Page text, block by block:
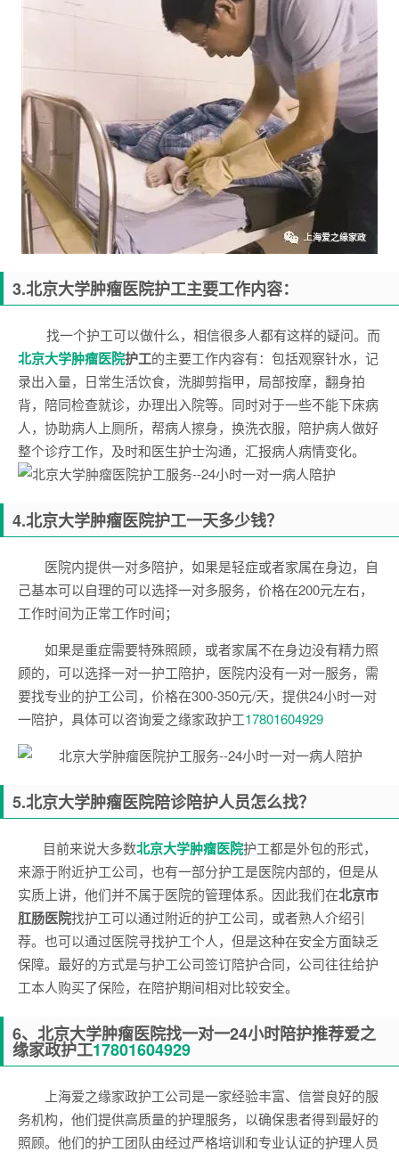
3.北京大学肿瘤医院护工主要工作内容：
找一个护工可以做什么，相信很多人都有这样的疑问。而
北京大学肿瘤医院护工的主要工作内容有：包括观察针水，记
录出入量，日常生活饮食，洗脚剪指甲，局部按摩，翻身拍
背，陪同检查就诊，办理出入院等。同时对于一些不能下床病
人，协助病人上厕所，帮病人擦身，换洗衣服，陪护病人做好
整个诊疗工作，及时和医生护士沟通，汇报病人病情变化。
4.北京大学肿瘤医院护工一天多少钱？
医院内提供一对多陪护，如果是轻症或者家属在身边，自
己基本可以自理的可以选择一对多服务，价格在200元左右，
工作时间为正常工作时间；
如果是重症需要特殊照顾，或者家属不在身边没有精力照
顾的，可以选择一对一护工陪护，医院内没有一对一服务，需
要找专业的护工公司，价格在300-350元/天，提供24小时一对
一陪护，具体可以咨询爱之缘家政护工17801604929
5.北京大学肿瘤医院陪诊陪护人员怎么找？
目前来说大多数北京大学肿瘤医院护工都是外包的形式，
来源于附近护工公司，也有一部分护工是医院内部的，但是从
实质上讲，他们并不属于医院的管理体系。因此我们在北京市
肛肠医院找护工可以通过附近的护工公司，或者熟人介绍引
荐。也可以通过医院寻找护工个人，但是这种在安全方面缺乏
保障。最好的方式是与护工公司签订陪护合同，公司往往给护
工本人购买了保险，在陪护期间相对比较安全。
6、 北京大学肿瘤医院找一对一24小时陪护推荐爱之
缘家政护工17801604929
上海爱之缘家政护工公司是一家经验丰富、信誉良好的服
务机构，他们提供高质量的护理服务，以确保患者得到最好的
照顾。他们的护工团队由经过严格培训和专业认证的护理人员